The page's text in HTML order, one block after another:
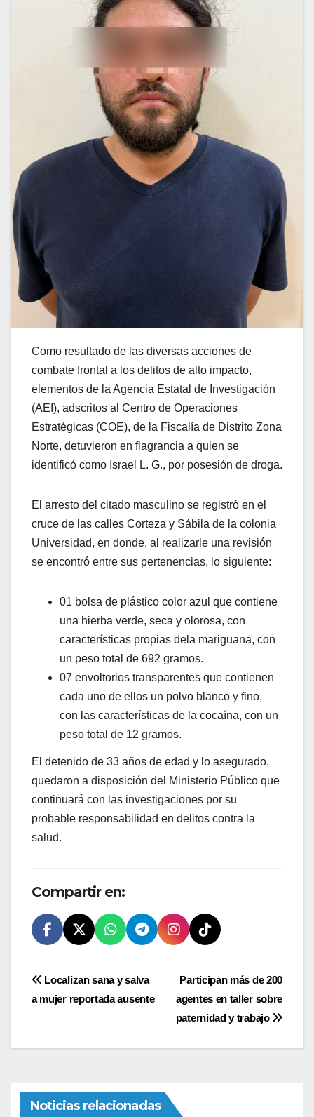
Como resultado de las diversas acciones de
combate frontal a los delitos de alto impacto,
elementos de la Agencia Estatal de Investigación
(AEI), adscritos al Centro de Operaciones
Estratégicas (COE), de la Fiscalía de Distrito Zona
Norte, detuvieron en flagrancia a quien se
identificó como Israel L. G., por posesión de droga.
El arresto del citado masculino se registró en el
cruce de las calles Corteza y Sábila de la colonia
Universidad, en donde, al realizarle una revisión
se encontró entre sus pertenencias, lo siguiente:
01 bolsa de plástico color azul que contiene
una hierba verde, seca y olorosa, con
características propias dela mariguana, con
un peso total de 692 gramos.
07 envoltorios transparentes que contienen
cada uno de ellos un polvo blanco y fino,
con las características de la cocaína, con un
peso total de 12 gramos.
El detenido de 33 años de edad y lo asegurado,
quedaron a disposición del Ministerio Público que
continuará con las investigaciones por su
probable responsabilidad en delitos contra la
salud.
Compartir en:
Navegación
de
entradas
Participan más de 200
agentes en taller sobre
paternidad y trabajo
Localizan sana y salva
a mujer reportada ausente
Noticias relacionadas